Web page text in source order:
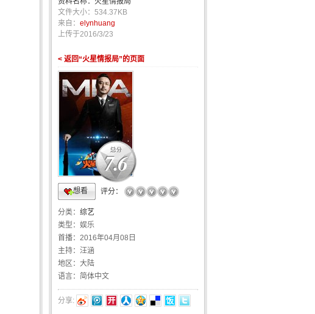
文件大小：534.37KB
来自： elynhuang
上传于2016/3/23
< 返回“火星情报局”的页面
7.6
想看 评分：
☆ ☆ ☆ ☆ ☆
分类： 综艺
类型： 娱乐
首播： 2016年04月08日
主持： 汪涵
地区： 大陆
语言： 简体中文
分享: